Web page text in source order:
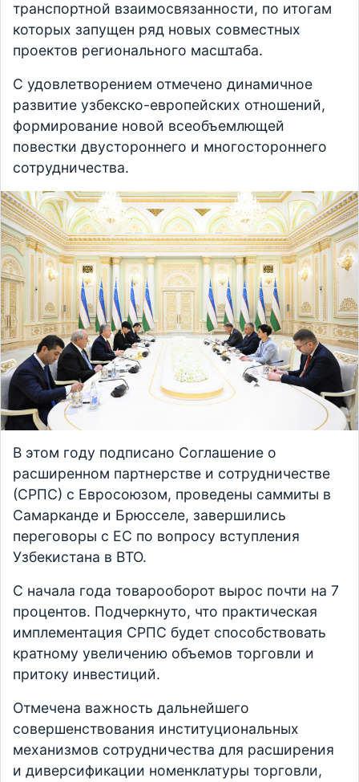
транспортной взаимосвязанности, по итогам
которых запущен ряд новых совместных
проектов регионального масштаба.
С удовлетворением отмечено динамичное
развитие узбекско-европейских отношений,
формирование новой всеобъемлющей
повестки двустороннего и многостороннего
сотрудничества.
В этом году подписано Соглашение о
расширенном партнерстве и сотрудничестве
(СРПС) с Евросоюзом, проведены саммиты в
Самарканде и Брюсселе, завершились
переговоры с ЕС по вопросу вступления
Узбекистана в ВТО.
С начала года товарооборот вырос почти на 7
процентов. Подчеркнуто, что практическая
имплементация СРПС будет способствовать
кратному увеличению объемов торговли и
притоку инвестиций.
Отмечена важность дальнейшего
совершенствования институциональных
механизмов сотрудничества для расширения
и диверсификации номенклатуры торговли,